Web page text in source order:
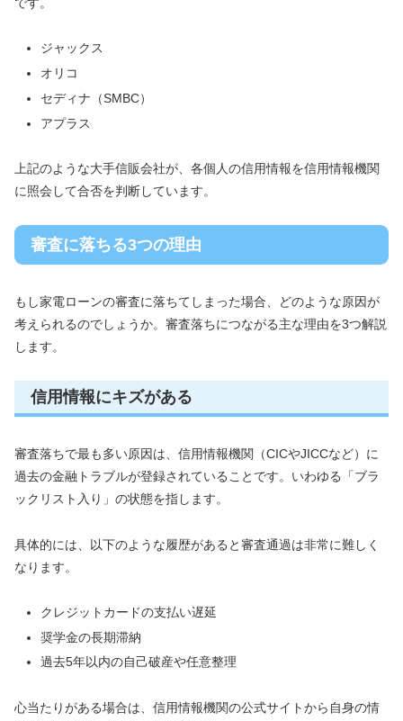
ジャックス
オリコ
セディナ（SMBC）
アプラス
上記のような大手信販会社が、各個人の信用情報を信用情報機関
に照会して合否を判断しています。
審査に落ちる3つの理由
もし家電ローンの審査に落ちてしまった場合、どのような原因が
考えられるのでしょうか。審査落ちにつながる主な理由を3つ解説
します。
信用情報にキズがある
審査落ちで最も多い原因は、信用情報機関（CICやJICCなど）に
過去の金融トラブルが登録されていることです。いわゆる「ブラ
ックリスト入り」の状態を指します。
具体的には、以下のような履歴があると審査通過は非常に難しく
なります。
クレジットカードの支払い遅延
奨学金の長期滞納
過去5年以内の自己破産や任意整理
心当たりがある場合は、信用情報機関の公式サイトから自身の情